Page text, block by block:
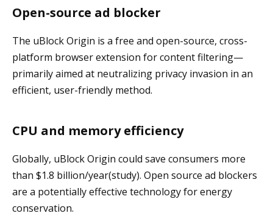
Open-source ad blocker
The uBlock Origin is a free and open-source, cross-
platform browser extension for content filtering—
primarily aimed at neutralizing privacy invasion in an
efficient, user-friendly method.
CPU and memory efficiency
Globally, uBlock Origin could save consumers more
than $1.8 billion/year(study). Open source ad blockers
are a potentially effective technology for energy
conservation.